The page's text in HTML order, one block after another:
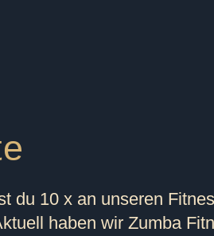
du 10 x an unseren
haben wir Zumba